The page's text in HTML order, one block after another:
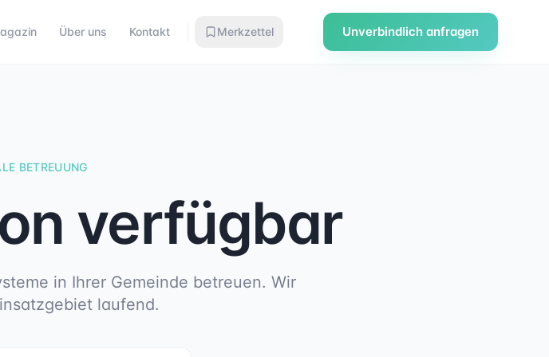
Über uns Kontakt Merkzettel Unverbindlich anfragen
BETREUUNG
verfügbar
in Ihrer Gemeinde betreuen. Wir
laufend.